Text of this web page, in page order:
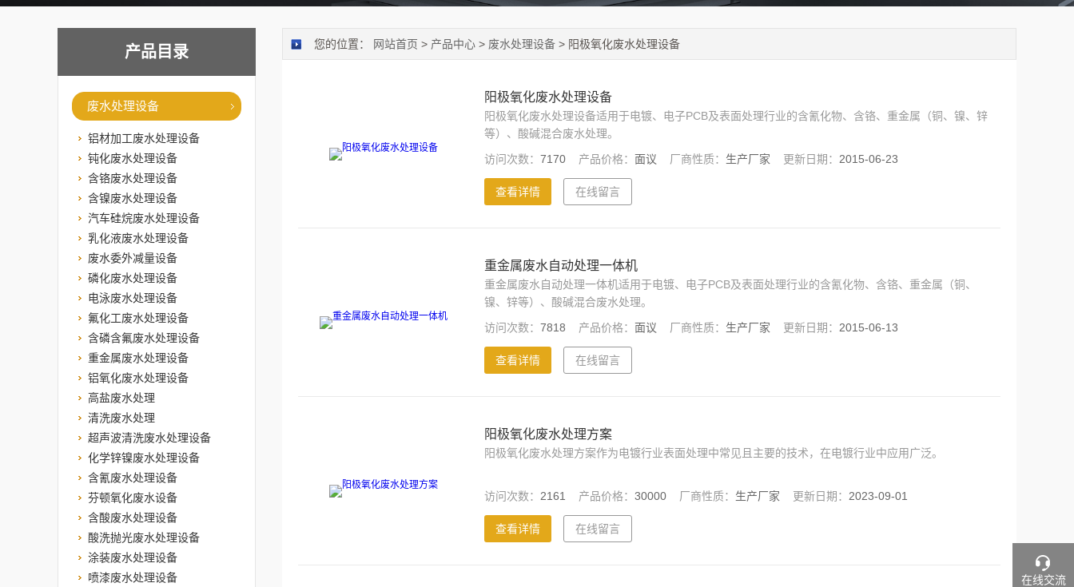
产品目录
废水处理设备
铝材加工废水处理设备
钝化废水处理设备
含铬废水处理设备
含镍废水处理设备
汽车硅烷废水处理设备
乳化液废水处理设备
废水委外减量设备
磷化废水处理设备
电泳废水处理设备
氟化工废水处理设备
含磷含氟废水处理设备
重金属废水处理设备
铝氧化废水处理设备
高盐废水处理
清洗废水处理
超声波清洗废水处理设备
化学锌镍废水处理设备
含氰废水处理设备
芬顿氧化废水设备
含酸废水处理设备
酸洗抛光废水处理设备
涂装废水处理设备
喷漆废水处理设备
您的位置： 网站首页 > 产品中心 > 废水处理设备 > 阳极氧化废水处理设备
阳极氧化废水处理设备
阳极氧化废水处理设备适用于电镀、电子PCB及表面处理行业的含氰化物、含铬、重金属（铜、镍、锌
等）、酸碱混合废水处理。
访问次数：7170 产品价格：面议 厂商性质： 生产厂家 更新日期： 2015-06-23
查看详情 在线留言
重金属废水自动处理一体机
重金属废水自动处理一体机适用于电镀、电子PCB及表面处理行业的含氰化物、含铬、重金属（铜、
镍、锌等）、酸碱混合废水处理。
访问次数：7818 产品价格：面议 厂商性质： 生产厂家 更新日期： 2015-06-13
查看详情 在线留言
阳极氧化废水处理方案
阳极氧化废水处理方案作为电镀行业表面处理中常见且主要的技术，在电镀行业中应用广泛。
访问次数： 2161 产品价格：30000 厂商性质： 生产厂家 更新日期： 2023-09-01
查看详情 在线留言
在线交流